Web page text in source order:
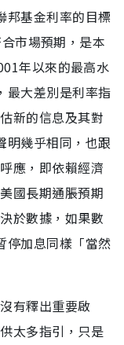
邦基金利率的目標
市場預期，是本
年以來的最高水
最大差別是利率指
新的信息及其對
明幾乎相同，也跟
應，即依賴經濟
國長期通脹預期
於數據，如果數
停加息同樣「當然
有釋出重要啟
太多指引，只是